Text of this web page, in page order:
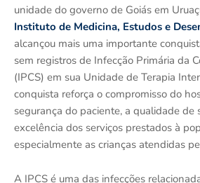
unidade do governo de Goiás em
Instituto de Medicina, Estudos e
alcançou mais uma importante
sem registros de Infecção Primária da
(IPCS) em sua Unidade de Terapia
conquista reforça o compromisso do
segurança do paciente, a qualidade de
excelência dos serviços prestados à
especialmente as crianças atendidas
A IPCS é uma das infecções